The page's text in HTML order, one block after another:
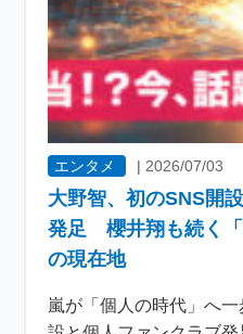
エンタメ | 2026/07/03
大野智、初のSNS開
発足 櫻井翔も続く「
の現在地
嵐が「個人の時代」へ